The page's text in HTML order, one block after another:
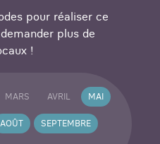
et personnalisons
à la randonnée
soit le vôtre.
sur-mesure et
d'une vie !
pour réaliser ce
plus de
!
MARS AVRIL MAI
AOÛT SEPTEMBRE